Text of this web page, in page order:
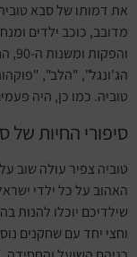
את דמותו של סבא
מדובב, כוכב ילדים
הג'ונגל", "הלב",
טוביה. כמו כן, היה
סיפורי החיות של
טוביה צפיר עולה שוב
האהוב על כל ילדי
שילדיכם יוכלו להנות
וחצי יחד עם שחקנים